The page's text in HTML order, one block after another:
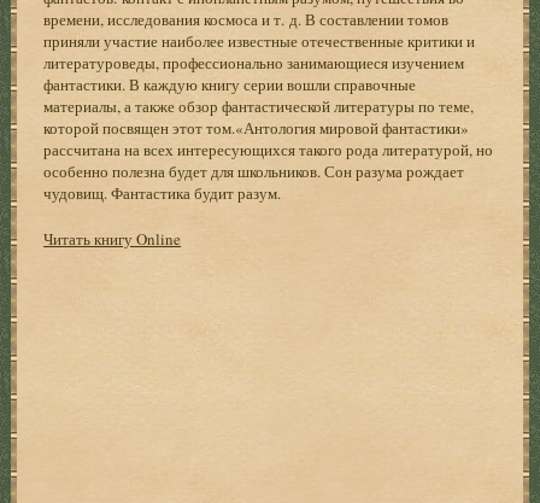
времени, исследования космоса и т. д. В составлении томов
приняли участие наиболее известные отечественные критики и
литературоведы, профессионально занимающиеся изучением
фантастики. В каждую книгу серии вошли справочные
материалы, а также обзор фантастической литературы по теме,
которой посвящен этот том.«Антология мировой фантастики»
рассчитана на всех интересующихся такого рода литературой, но
особенно полезна будет для школьников. Сон разума рождает
чудовищ. Фантастика будит разум.
Читать книгу Online